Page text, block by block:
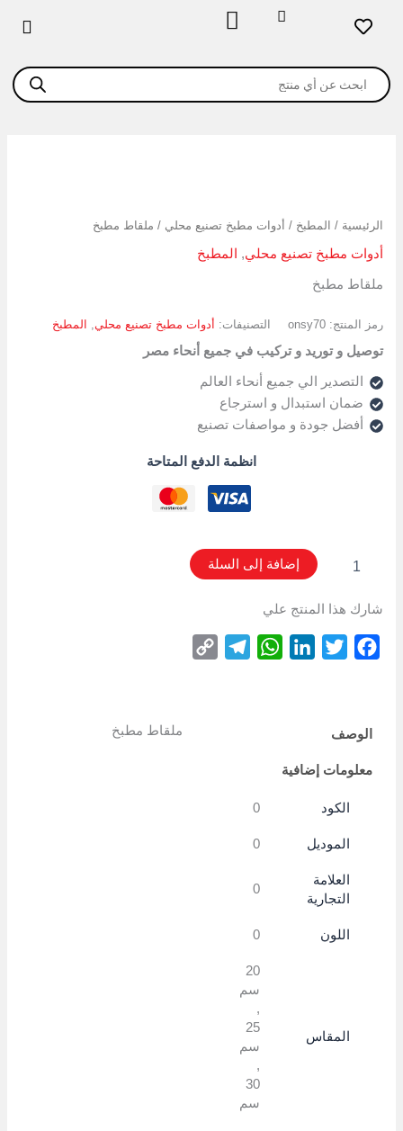
Products
search
الرئيسية / المطبخ / أدوات مطبخ تصنيع محلي / ملقاط مطبخ
أدوات مطبخ تصنيع محلي, المطبخ
ملقاط مطبخ
رمز المنتج:onsy70 التصنيفات: أدوات مطبخ تصنيع محلي المطبخ
توصيل و توريد و تركيب في جميع أنحاء مصر
التصدير الي جميع أنحاء العالم
ضمان استبدال و استرجاع
أفضل جودة و مواصفات تصنيع
انظمة الدفع المتاحة
إضافة إلى السلة
شارك هذا المنتج علي
Facebook
Twitter
LinkedIn
WhatsApp
Telegram
الوصف
معلومات إضافية
ملقاط مطبخ
الكود 0
الموديل 0
العلامة
التجارية
0
اللون 0
المقاس
20
سم
,
25
سم
,
30
سم